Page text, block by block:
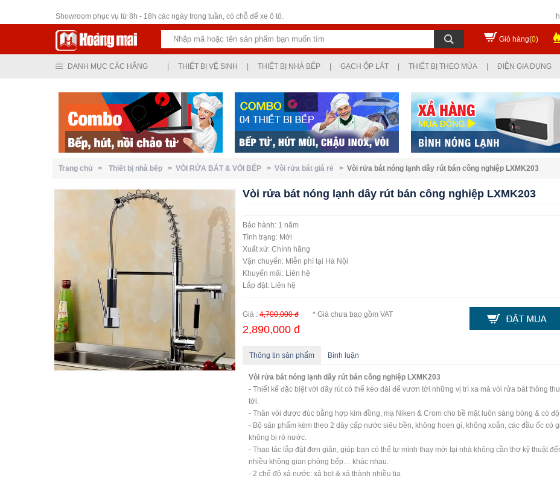
Showroom phục vụ từ 8h - 18h các ngày trong tuần, có chỗ để xe ô tô.
Giỏ hàng(0)
DANH MỤC CÁC HÃNG THIẾT BỊ VỆ SINH THIẾT BỊ NHÀ BẾP GẠCH ỐP LÁT THIẾT BỊ THEO MÙA ĐIỆN GIA DỤNG
Trang chủ > Thiết bị nhà bếp > VÒI RỬA BÁT & VÒI BẾP > Vòi rửa bát giá rẻ > Vòi rửa bát nóng lạnh dây rút bán công nghiệp LXMK203
Vòi rửa bát nóng lạnh dây rút bán công nghiệp LXMK203
Bảo hành: 1 năm
Tình trạng: Mới
Xuất xứ: Chính hãng
Vận chuyển: Miễn phí tại Hà Nội
Khuyến mãi: Liên hệ
Lắp đặt: Liên hệ
Giá : 4,700,000 đ * Giá chưa bao gồm VAT
2,890,000 đ
Thông tin sản phẩm Bình luận
Vòi rửa bát nóng lạnh dây rút bán công nghiệp LXMK203
- Thiết kế đặc biệt với dây rút có thể kéo dài để vươn tới những vị trí xa mà vòi rửa bát thông
tới.
- Thân vòi được đúc bằng hợp kim đồng, mạ Niken & Crom cho bề mặt luôn sáng bóng & có
- Bộ sản phẩm kèm theo 2 dây cấp nước siêu bền, không hoen gỉ, không xoắn, các đầu ốc có
không bị rò nước.
- Thao tác lắp đặt đơn giản, giúp bạn có thể tự mình thay mới tại nhà không cần thợ kỹ thuật
nhiều không gian phòng bếp… khác nhau.
- 2 chế độ xả nước: xả bọt & xả thành nhiều tia